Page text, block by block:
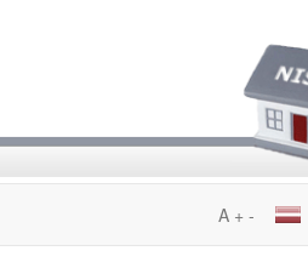
A + -